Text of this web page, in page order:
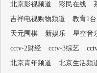
北京影视频道
彩民在线
吉祥电视购物频道
教育1台
天元围棋
新娱乐 星空音
cctv-2财经
cctv-3综艺
北京青年频道
北京生活频